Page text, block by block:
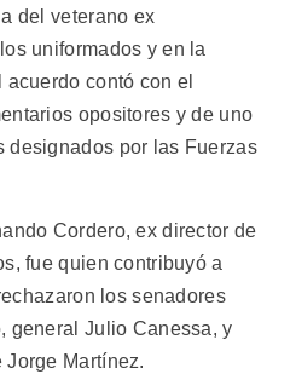
del veterano ex
uniformados y en la
contó con el
opositores y de uno
designados por las Fuerzas
Cordero, ex director de
fue quien contribuyó a
los senadores
general Julio Canessa, y
Jorge Martínez.